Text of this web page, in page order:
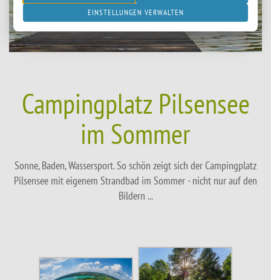
Campingplatz Pilsensee
im Sommer
Sonne, Baden, Wassersport. So schön zeigt sich der Campingplatz
Pilsensee mit eigenem Strandbad im Sommer - nicht nur auf den
Bildern ...
EINSTELLUNGEN VERWALTEN